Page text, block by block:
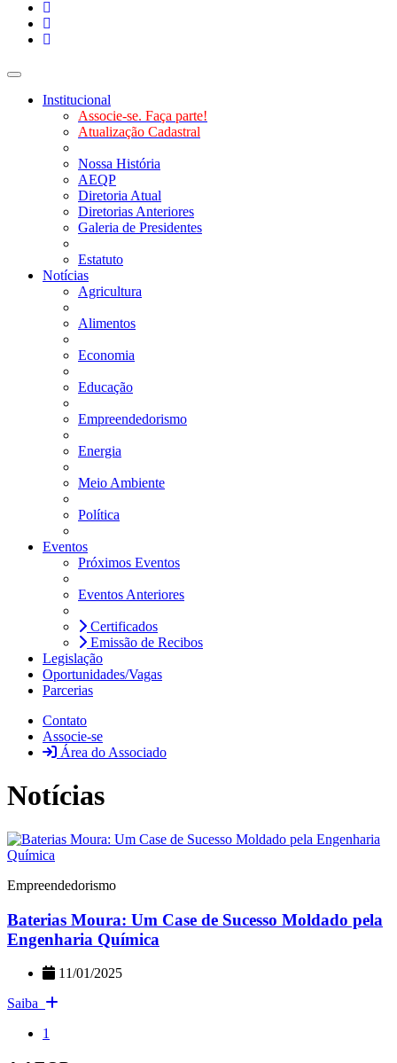
Toggle navigation
Institucional
Associe-se. Faça parte!
Atualização Cadastral
Nossa História
AEQP
Diretoria Atual
Diretorias Anteriores
Galeria de Presidentes
Estatuto
Notícias
Agricultura
Alimentos
Economia
Educação
Empreendedorismo
Energia
Meio Ambiente
Política
Eventos
Próximos Eventos
Eventos Anteriores
Certificados
Emissão de Recibos
Legislação
Oportunidades/Vagas
Parcerias
Contato
Associe-se
Área do Associado
Notícias
Empreendedorismo
Baterias Moura: Um Case de Sucesso Moldado pela
Engenharia Química
11/01/2025
Saiba
1